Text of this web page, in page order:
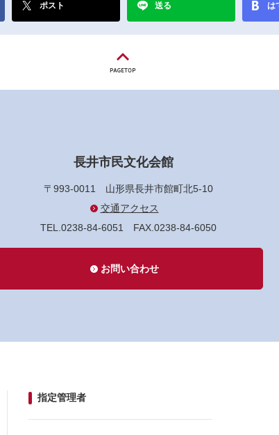
ポスト 送る は
長井市民文化会館
〒993-0011 山形県長井市館町北5-10
交通アクセス
TEL.0238-84-6051 FAX.0238-84-6050
お問い合わせ
指定管理者